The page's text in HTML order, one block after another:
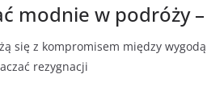
modnie w podróży
się z kompromisem między
rezygnacji